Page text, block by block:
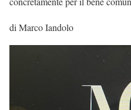
di Marco Iandolo